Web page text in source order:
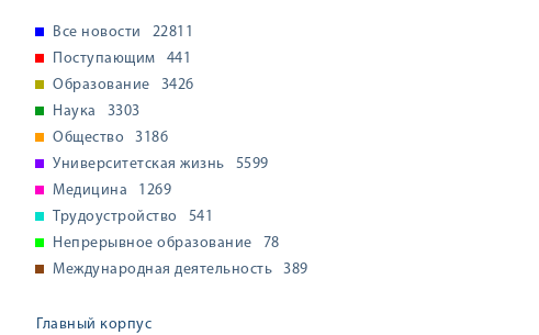
Все новости
22811
Поступающим
441
Образование
3426
Наука
3303
Общество
3186
Университетская жизнь
5599
Медицина
1269
Трудоустройство
541
Непрерывное образование
78
Международная деятельность
389
Главный корпус